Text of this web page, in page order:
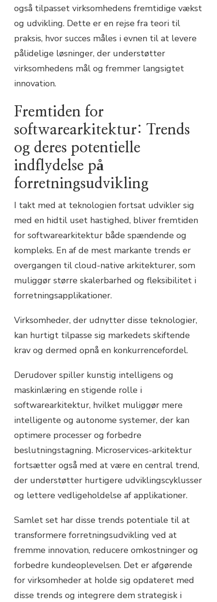
også tilpasset virksomhedens fremtidige vækst
og udvikling. Dette er en rejse fra teori til
praksis, hvor succes måles i evnen til at levere
pålidelige løsninger, der understøtter
virksomhedens mål og fremmer langsigtet
innovation.
Fremtiden for
softwarearkitektur: Trends
og deres potentielle
indflydelse på
forretningsudvikling
I takt med at teknologien fortsat udvikler sig
med en hidtil uset hastighed, bliver fremtiden
for softwarearkitektur både spændende og
kompleks. En af de mest markante trends er
overgangen til cloud-native arkitekturer, som
muliggør større skalerbarhed og fleksibilitet i
forretningsapplikationer.
Virksomheder, der udnytter disse teknologier,
kan hurtigt tilpasse sig markedets skiftende
krav og dermed opnå en konkurrencefordel.
Derudover spiller kunstig intelligens og
maskinlæring en stigende rolle i
softwarearkitektur, hvilket muliggør mere
intelligente og autonome systemer, der kan
optimere processer og forbedre
beslutningstagning. Microservices-arkitektur
fortsætter også med at være en central trend,
der understøtter hurtigere udviklingscyklusser
og lettere vedligeholdelse af applikationer.
Samlet set har disse trends potentiale til at
transformere forretningsudvikling ved at
fremme innovation, reducere omkostninger og
forbedre kundeoplevelsen. Det er afgørende
for virksomheder at holde sig opdateret med
disse trends og integrere dem strategisk i